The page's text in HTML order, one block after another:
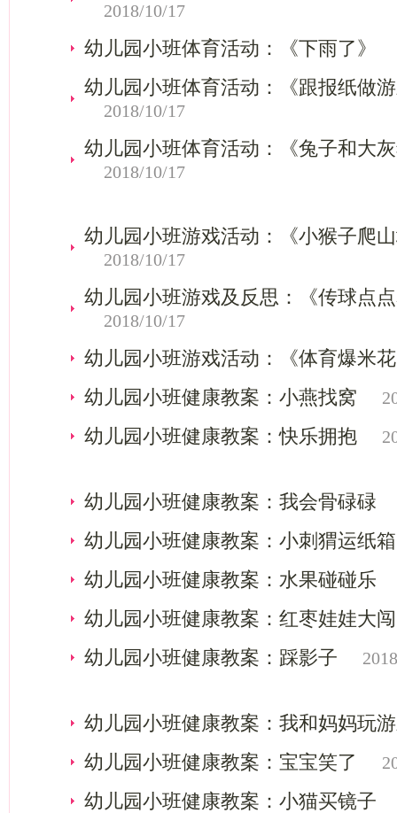
2018/10/17
幼儿园小班体育活动：《下雨了》
幼儿园小班体育活动：《跟报纸做
2018/10/17
幼儿园小班体育活动：《兔子和大
2018/10/17
幼儿园小班游戏活动：《小猴子爬
2018/10/17
幼儿园小班游戏及反思：《传球点
2018/10/17
幼儿园小班游戏活动：《体育爆米
幼儿园小班健康教案：小燕找窝
幼儿园小班健康教案：快乐拥抱
幼儿园小班健康教案：我会骨碌碌
幼儿园小班健康教案：小刺猬运纸箱
幼儿园小班健康教案：水果碰碰乐
幼儿园小班健康教案：红枣娃娃大
幼儿园小班健康教案：踩影子
幼儿园小班健康教案：我和妈妈玩
幼儿园小班健康教案：宝宝笑了
幼儿园小班健康教案：小猫买镜子